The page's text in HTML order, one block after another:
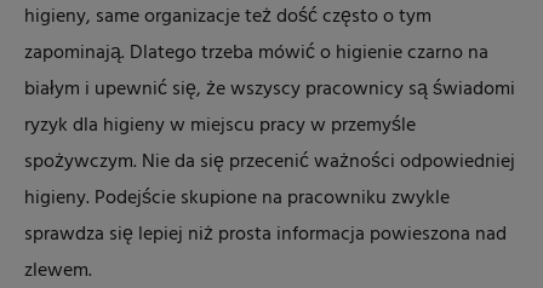
higieny, same organizacje też dość często o tym
zapominają. Dlatego trzeba mówić o higienie czarno na
białym i upewnić się, że wszyscy pracownicy są świadomi
ryzyk dla higieny w miejscu pracy w przemyśle
spożywczym. Nie da się przecenić ważności odpowiedniej
higieny. Podejście skupione na pracowniku zwykle
sprawdza się lepiej niż prosta informacja powieszona nad
zlewem.